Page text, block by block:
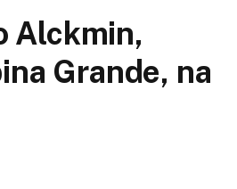
Alckmin,
Grande, na